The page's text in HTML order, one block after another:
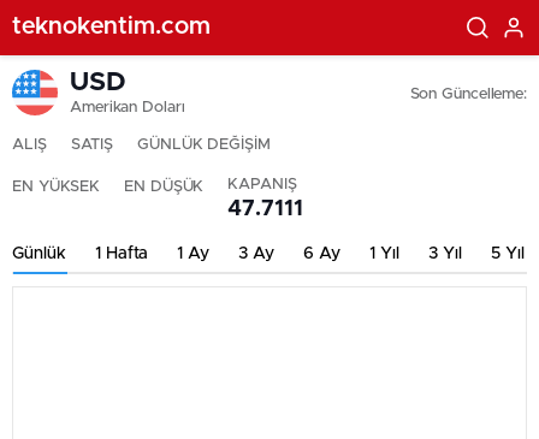
teknokentim.com
USD
Amerikan Doları
Son Güncelleme:
ALIŞ SATIŞ GÜNLÜK DEĞİŞİM
EN YÜKSEK EN DÜŞÜK KAPANIŞ
47.7111
Günlük 1 Hafta 1 Ay 3 Ay 6 Ay 1 Yıl 3 Yıl 5 Yıl